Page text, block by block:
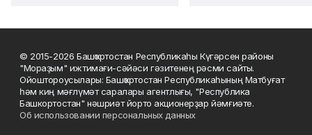
© 2015-2026 Башҡортостан Республикаһы Күгәрсен районы
"Мораҙым" ижтимағи-сәйәси гәзитенең рәсми сайты.
Ойоштороусылары: Башҡортостан Республикаһының Матбуғат
һәм киң мәғлүмәт саралары агентлығы, "Республика
Башкортостан" нәшриәт йорто акционерҙар йәмғиәте.
Об использовании персональных данных